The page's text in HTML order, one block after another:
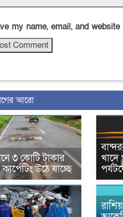
my name, email, and
আরো
৩ কোটি টাকার
উঠে যাচ্ছে
খাদে